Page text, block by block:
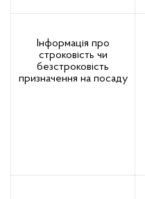
Інформація про
строковість чи
безстроковість
призначення на посаду